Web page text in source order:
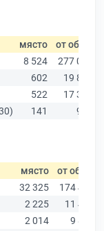
място от общо
8 524
277 019
602
19 882
522
17 349
141 974
място от общо
32 325
174 403
2 225
11 437
2 014
9 876